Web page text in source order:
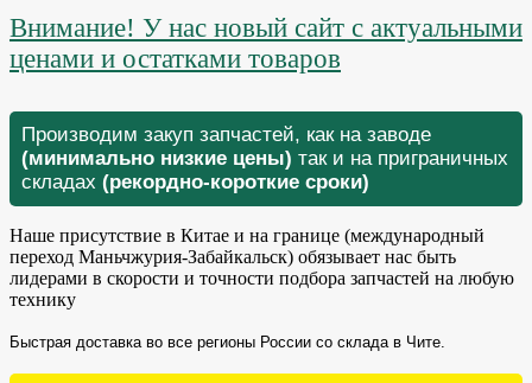
Внимание! У нас новый сайт с актуальными
ценами и остатками товаров
Производим закуп запчастей, как на заводе
(минимально низкие цены) так и на приграничных
складах (рекордно-короткие сроки)
Наше присутствие в Китае и на границе (международный
переход Маньчжурия-Забайкальск) обязывает нас быть
лидерами в скорости и точности подбора запчастей на любую
технику
Быстрая доставка во все регионы России со склада в Чите.